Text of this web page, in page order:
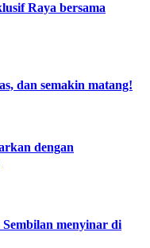
Raya bersama
dan semakin matang!
dengan
menyinar di